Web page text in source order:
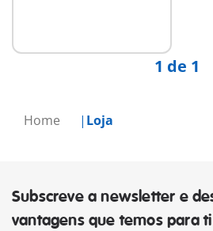
Home Loja
1 de 1
Subscreve a newsletter e
vantagens que temos para ti